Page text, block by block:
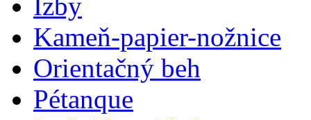
Kameň-papier-nožnice
Orientačný beh
Pétanque